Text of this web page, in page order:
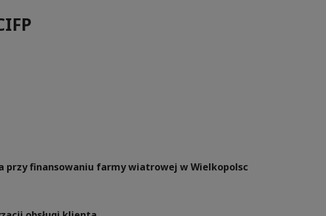
przy finansowaniu farmy wiatrowej w Wielkopolsc